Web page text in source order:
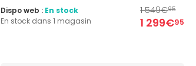
1 549€95
1 299€95
Dispo web : En stock
En stock dans 1 magasin